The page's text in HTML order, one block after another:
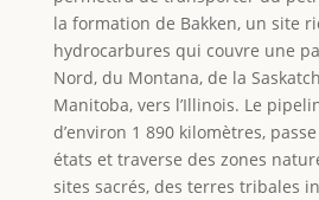
la formation de Bakken, un site
hydrocarbures qui couvre une
Nord, du Montana, de la
Manitoba, vers l’Illinois. Le
d’environ 1 890 kilomètres,
états et traverse des zones
sites sacrés, des terres tribales